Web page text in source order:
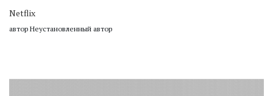
Netflix
автор Неустановленный автор